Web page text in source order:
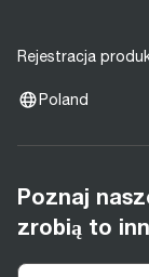
Rejestracja
Poland
Poznaj
zrobią to